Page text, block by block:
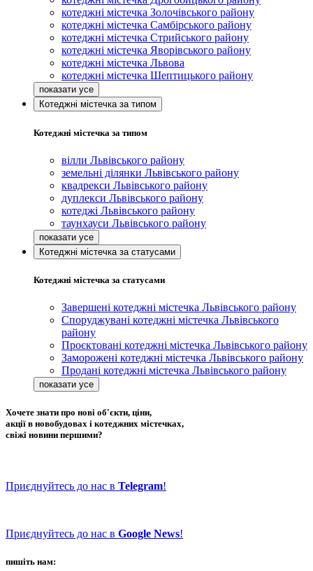
котеджні містечка Золочівського району
котеджні містечка Самбірського району
котеджні містечка Стрийського району
котеджні містечка Яворівського району
котеджні містечка Львова
котеджні містечка Шептицького району
Котеджні містечка за типом
Котеджні містечка за типом
вілли Львівського району
земельні ділянки Львівського району
квадрекси Львівського району
дуплекси Львівського району
котеджі Львівського району
таунхауси Львівського району
Котеджні містечка за статусами
Котеджні містечка за статусами
Завершені котеджні містечка Львівського району
Споруджувані котеджні містечка Львівського
району
Проєктовані котеджні містечка Львівського району
Заморожені котеджні містечка Львівського району
Продані котеджні містечка Львівського району
Хочете знати про нові об'єкти, ціни,
акції в новобудовах і котеджних містечках,
свіжі новини першими?
Приєднуйтесь до нас в Telegram!
Приєднуйтесь до нас в Google News!
пишіть нам: